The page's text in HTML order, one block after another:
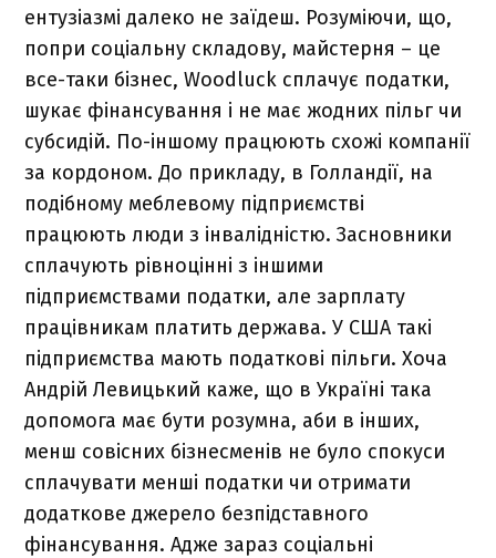
ентузіазмі далеко не заїдеш. Розуміючи, що,
попри соціальну складову, майстерня – це
все-таки бізнес, Woodluck сплачує податки,
шукає фінансування і не має жодних пільг чи
субсидій. По-іншому працюють схожі компанії
за кордоном. До прикладу, в Голландії, на
подібному меблевому підприємстві
працюють люди з інвалідністю. Засновники
сплачують рівноцінні з іншими
підприємствами податки, але зарплату
працівникам платить держава. У США такі
підприємства мають податкові пільги. Хоча
Андрій Левицький каже, що в Україні така
допомога має бути розумна, аби в інших,
менш совісних бізнесменів не було спокуси
сплачувати менші податки чи отримати
додаткове джерело безпідставного
фінансування. Адже зараз соціальні